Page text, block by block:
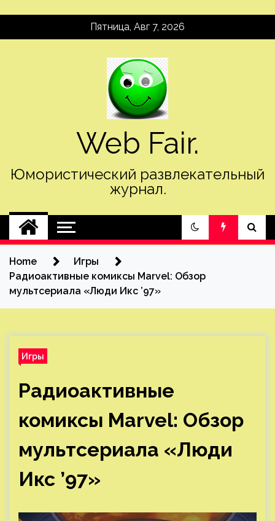
Пятница, Авг 7, 2026
Web Fair.
Юмористический развлекательный
журнал.
Home
Игры
Радиоактивные комиксы Marvel: Обзор
мультсериала «Люди Икс ’97»
Игры
Радиоактивные
комиксы Marvel: Обзор
мультсериала «Люди
Икс ’97»